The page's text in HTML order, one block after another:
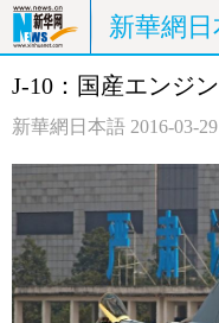
新華網
ホームページ
観光
中日対訳
J-10：国産エンジ
新華網日本語 2016-03-